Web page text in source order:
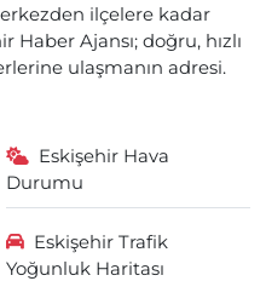
ilçelere kadar
Haber Ajansı; doğru, hızlı
ulaşmanın adresi.
Eskişehir Hava
Durumu
Eskişehir Trafik
Yoğunluk Haritası